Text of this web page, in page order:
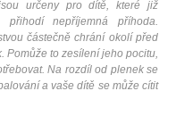
určeny pro dítě, které již
nepříjemná příhoda.
částečně chrání okolí před
Pomůže to zesílení jeho pocitu,
Na rozdíl od plenek se
a vaše dítě se může cítit